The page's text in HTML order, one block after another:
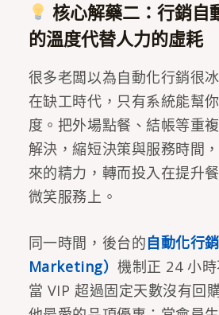
核心解藥二：行銷自
的溫度代替人力的虛耗
很多老闆以為自動化行銷很
在缺工時代，只有系統能幫
度。把外場點餐、結帳等重
解決，縮短決策與服務時間
來的精力，轉而投入在提升
微笑服務上。
同一時間，後台的自動化行
Marketing）機制正 24 小時
當 VIP 超過固定天數沒有回